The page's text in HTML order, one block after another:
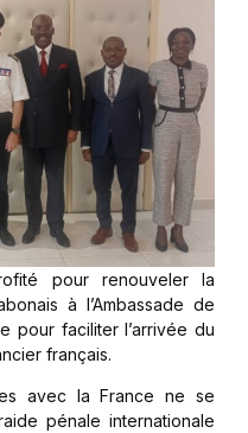
pour renouveler la
à l’Ambassade de
pour faciliter l’arrivée du
français.
avec la France ne se
pénale internationale